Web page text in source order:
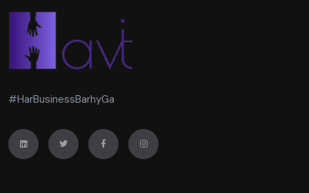
#HarBusinessBarhyGa